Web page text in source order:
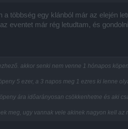
a többség egy klánból már az elején
eventet már rég letudtam, és
akkor senki nem venne 1 hónapos
5 ezer, a 3 napos meg 1 ezres ki lenne
ára időarányosan csökkenhetne és aki
meg, ugy vannak vele akinek nagyon kell